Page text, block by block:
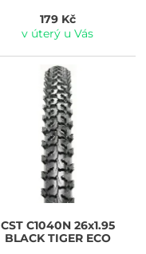
179 Kč
v úterý u Vás
CSTC1040N 26x1.95
BLACK TIGER ECO